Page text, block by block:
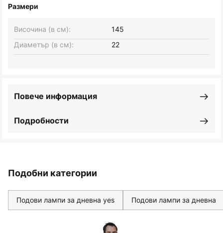
Размери
Височина (в см):
145
Диаметър (в см):
22
Подробности
Повече информация
Подобни категории
Подови лампи за дневна yes Подови лампи за дневна